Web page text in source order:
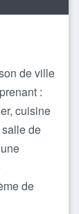
de ville
:
cuisine
de
de